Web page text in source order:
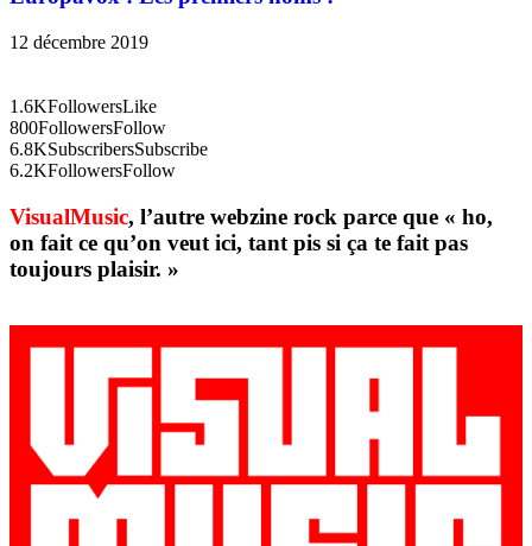
12 décembre 2019
1.6KFollowersLike
800FollowersFollow
6.8KSubscribersSubscribe
6.2KFollowersFollow
VisualMusic, l’autre webzine rock parce que « ho,
on fait ce qu’on veut ici, tant pis si ça te fait pas
toujours plaisir. »